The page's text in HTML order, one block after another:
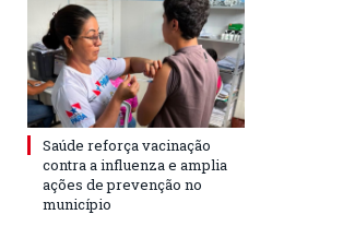
Saúde reforça vacinação
contra a influenza e amplia
ações de prevenção no
município